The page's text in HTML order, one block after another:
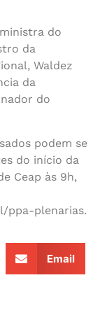
do
da
Waldez
da
do
podem se
do início da
Ceap às 9h,
ppa-plenarias.
Email